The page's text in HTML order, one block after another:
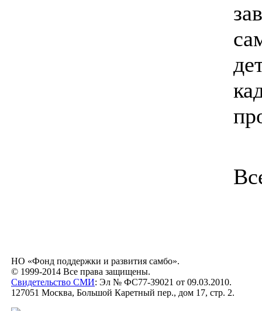
НО «Фонд поддержки и развития самбо».
© 1999-2014 Все права защищены.
Свидетельство СМИ: Эл № ФС77-39021 от 09.03.2010.
127051 Москва, Большой Каретный пер., дом 17, стр. 2.